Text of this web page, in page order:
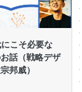
こそ必要な
お話（戦略デザ
邦威）